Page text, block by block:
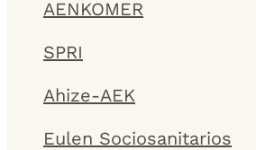
AENKOMER
SPRI
Ahize-AEK
Eulen Sociosanitarios